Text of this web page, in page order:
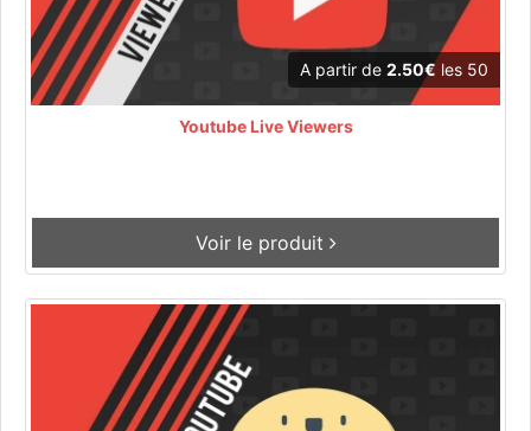
A partir de 2.50€ les 50
Youtube Live Viewers
Voir le produit